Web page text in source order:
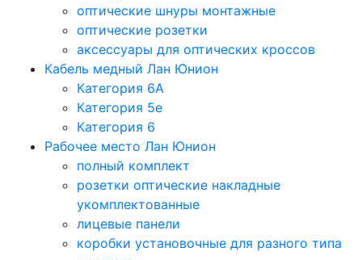
оптические шнуры монтажные
оптические розетки
аксессуары для оптических кроссов
Кабель медный Лан Юнион
Категория 6A
Категория 5e
Категория 6
Рабочее место Лан Юнион
полный комплект
розетки оптические накладные
укомплектованные
лицевые панели
коробки установочные для разного типа